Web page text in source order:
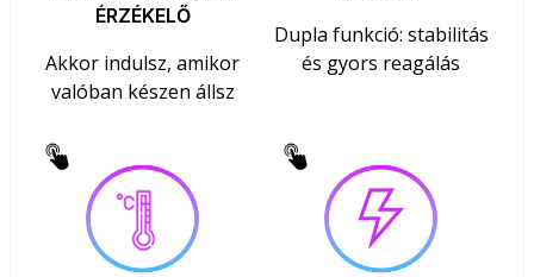
ÉRZÉKELŐ
Akkor indulsz, amikor
valóban készen állsz
Dupla funkció: stabilitás
és gyors reagálás